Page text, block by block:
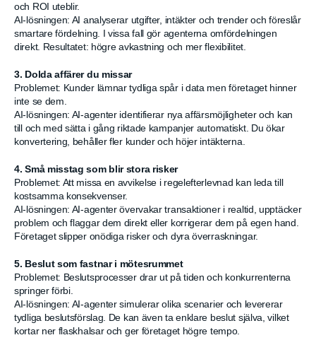
och ROI uteblir.
AI-lösningen: AI analyserar utgifter, intäkter och trender och föreslår
smartare fördelning. I vissa fall gör agenterna omfördelningen
direkt. Resultatet: högre avkastning och mer flexibilitet.
3. Dolda affärer du missar
Problemet: Kunder lämnar tydliga spår i data men företaget hinner
inte se dem.
AI-lösningen: AI-agenter identifierar nya affärsmöjligheter och kan
till och med sätta i gång riktade kampanjer automatiskt. Du ökar
konvertering, behåller fler kunder och höjer intäkterna.
4. Små misstag som blir stora risker
Problemet: Att missa en avvikelse i regelefterlevnad kan leda till
kostsamma konsekvenser.
AI-lösningen: AI-agenter övervakar transaktioner i realtid, upptäcker
problem och flaggar dem direkt eller korrigerar dem på egen hand.
Företaget slipper onödiga risker och dyra överraskningar.
5. Beslut som fastnar i mötesrummet
Problemet: Beslutsprocesser drar ut på tiden och konkurrenterna
springer förbi.
AI-lösningen: AI-agenter simulerar olika scenarier och levererar
tydliga beslutsförslag. De kan även ta enklare beslut själva, vilket
kortar ner flaskhalsar och ger företaget högre tempo.